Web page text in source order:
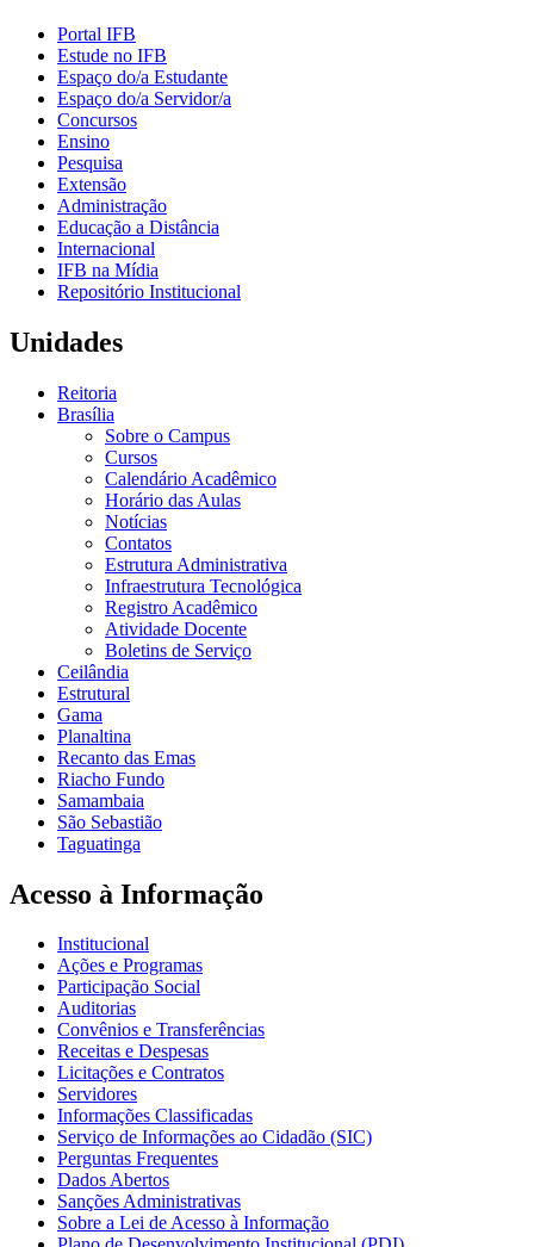
Portal IFB
Estude no IFB
Espaço do/a Estudante
Espaço do/a Servidor/a
Concursos
Ensino
Pesquisa
Extensão
Administração
Educação a Distância
Internacional
IFB na Mídia
Repositório Institucional
Unidades
Reitoria
Brasília
Sobre o Campus
Cursos
Calendário Acadêmico
Horário das Aulas
Notícias
Contatos
Estrutura Administrativa
Infraestrutura Tecnológica
Registro Acadêmico
Atividade Docente
Boletins de Serviço
Ceilândia
Estrutural
Gama
Planaltina
Recanto das Emas
Riacho Fundo
Samambaia
São Sebastião
Taguatinga
Acesso à Informação
Institucional
Ações e Programas
Participação Social
Auditorias
Convênios e Transferências
Receitas e Despesas
Licitações e Contratos
Servidores
Informações Classificadas
Serviço de Informações ao Cidadão (SIC)
Perguntas Frequentes
Dados Abertos
Sanções Administrativas
Sobre a Lei de Acesso à Informação